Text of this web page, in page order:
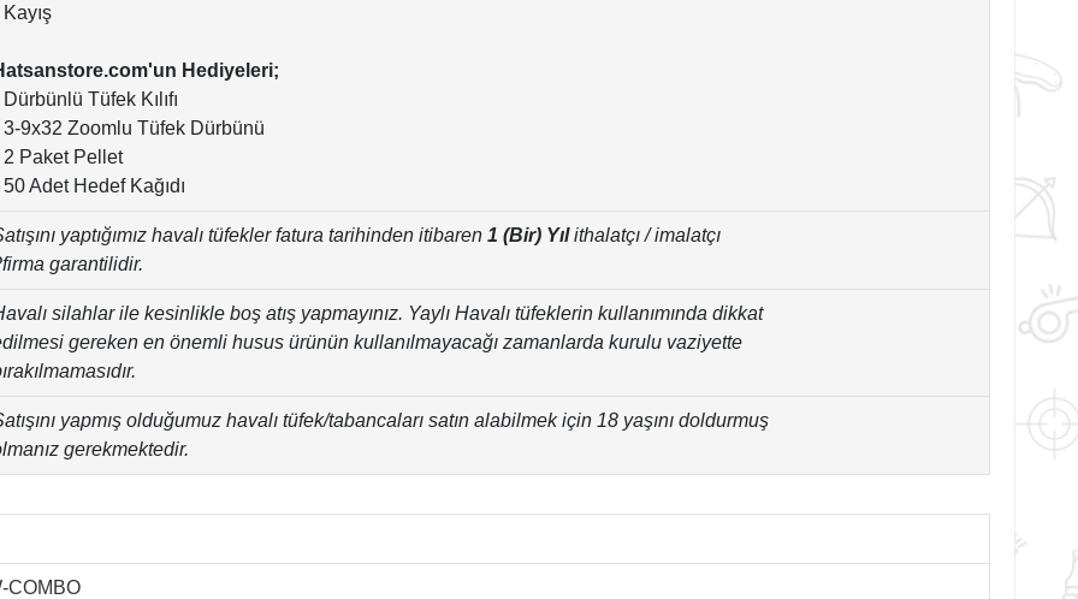
Kayış
Hediyeleri;
Dürbünlü Tüfek Kılıfı
3-9x32 Zoomlu Tüfek Dürbünü
2 Paket Pellet
50 Adet Hedef Kağıdı
yaptığımız havalı tüfekler fatura tarihinden itibaren 1 (Bir) Yılithalatçı / imalatçı
garantilidir.
silahlar ile kesinlikle boş atış yapmayınız. Yaylı Havalı tüfeklerin kullanımında dikkat
gereken en önemli husus ürünün kullanılmayacağı zamanlarda kurulu vaziyette
yapmış olduğumuz havalı tüfek/tabancaları satın alabilmek için 18 yaşını doldurmuş
gerekmektedir.
COMBO